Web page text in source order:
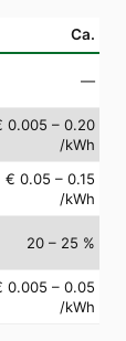
Ca.
—
0.005 – 0.20
/kWh
€ 0.05 – 0.15
/kWh
20 – 25 %
0.005 – 0.05
/kWh